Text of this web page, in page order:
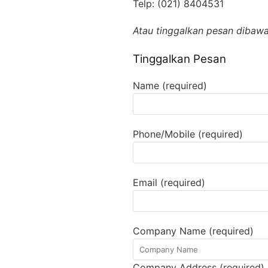
Telp: (021) 8404531
Atau tinggalkan pesan
Tinggalkan Pesan
Name (required)
Phone/Mobile (required)
Email (required)
Company Name (required)